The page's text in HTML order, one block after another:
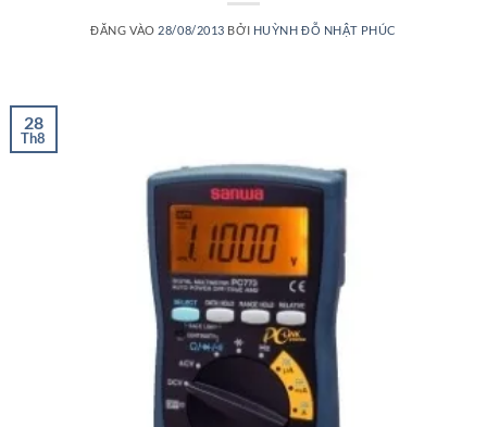
ĐĂNG VÀO 28/08/2013 BỞI HUỲNH ĐỖ NHẬT PHÚC
28
Th8